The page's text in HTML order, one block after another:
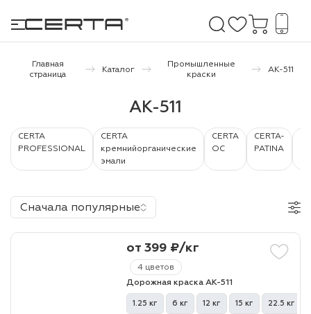
и дачи
бетону,
Главная
страница
Каталог
Промышленные
краски
АК-511
АК-511
CERTA
PROFESSIONAL
CERTA
кремнийорганические
эмали
CERTA
ОС
CERTA-
PATINA
Сначала популярные
4 цветов
от 399 ₽/кг
Дорожная краска АК-511
1.25 кг 6 кг 12 кг 15 кг 22.5 кг